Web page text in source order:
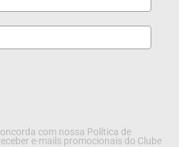
com nossa Política de
e-mails promocionais do Clube